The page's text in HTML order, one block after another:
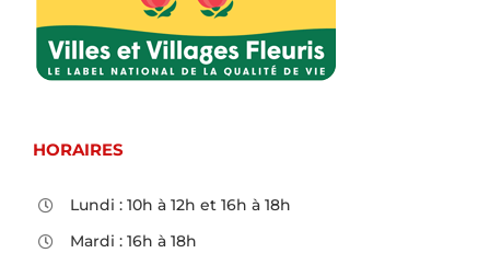
HORAIRES
Lundi : 10h à 12h et 16h à 18h
Mardi : 16h à 18h